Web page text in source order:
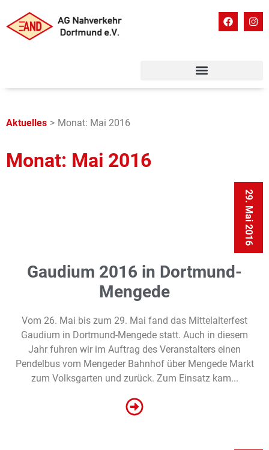
Aktuelles > Monat: Mai 2016
Monat: Mai 2016
29. Mai 2016
Gaudium 2016 in Dortmund-
Mengede
Vom 26. Mai bis zum 29. Mai fand das Mittelalterfest
Gaudium in Dortmund-Mengede statt. Auch in diesem
Jahr fuhren wir im Auftrag des Veranstalters einen
Pendelbus vom Mengeder Bahnhof über Mengede Markt
zum Volksgarten und zurück. Zum Einsatz kam...